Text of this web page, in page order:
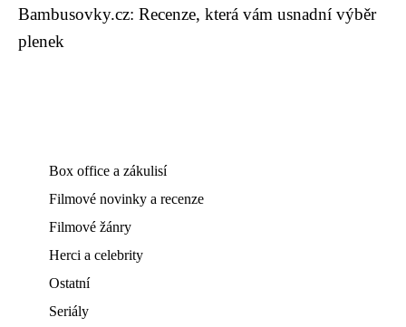
Bambusovky.cz: Recenze, která vám usnadní výběr
plenek
Box office a zákulisí
Filmové novinky a recenze
Filmové žánry
Herci a celebrity
Ostatní
Seriály